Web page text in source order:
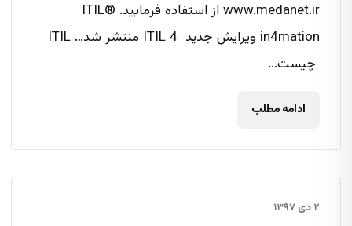
www.medanet.ir از استفاده فرمایید. ITIL®
in4mation ویرایش جدید ITIL 4 منتشر شد… ITIL
چیست...
ادامه مطلب
۲ دی ۱۳۹۷